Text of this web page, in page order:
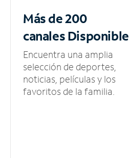
Más de 200
canalesDisponible
Encuentra una amplia
selección de deportes,
noticias, películas y los
favoritos de la familia.